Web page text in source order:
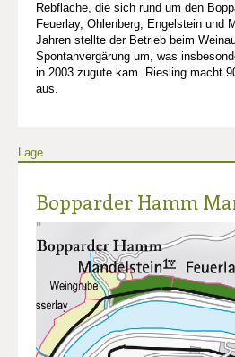
Rebfläche, die sich rund um den
Feuerlay, Ohlenberg, Engelstein und
Jahren stellte der Betrieb beim
Spontanvergärung um, was
in 2003 zugute kam. Riesling macht
aus.
Lage
Bopparder Hamm